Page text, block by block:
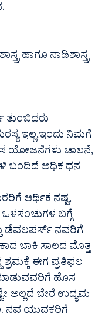
ಹಾಗೂ ನಾಡಿಶಾಸ್ತ್ರ
ಇಲ್ಲ,ಇಂದು ನಿಮಗೆ
ಯೋಜನೆಗಳು ಚಾಲನೆ,
ಬಂದಿದೆ ಅಧಿಕ ಧನ
ಆರ್ಥಿಕ ನಷ್ಟ,
ಬಗ್ಗೆ
ಡೆವಲಪರ್ಸ್ ನವರಿಗೆ
ಬಾಕಿ ಸಾಲದ ಮೊತ್ತ
ಶ್ರಮಕ್ಕೆ ಈಗ ಪ್ರತಿಫಲ
ಹೊಸ
ಅಲ್ಲದೆ ಬೇರೆ ಉದ್ಯಮ